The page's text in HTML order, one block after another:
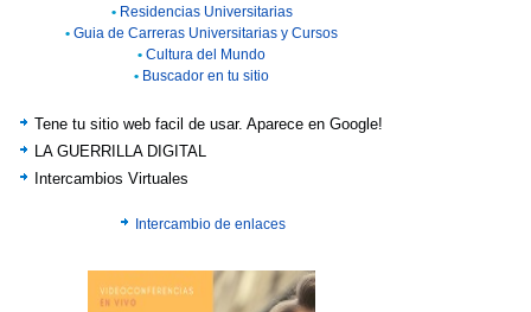
• Residencias Universitarias
• Guia de Carreras Universitarias y Cursos
• Cultura del Mundo
• Buscador en tu sitio
Tene tu sitio web facil de usar. Aparece en Google!
LA GUERRILLA DIGITAL
Intercambios Virtuales
Intercambio de enlaces